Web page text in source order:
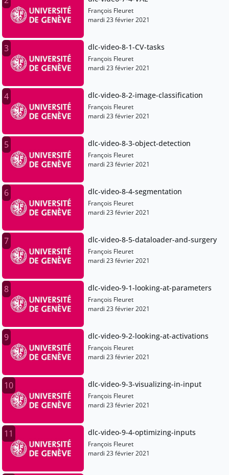
François Fleuret
mardi 23 février 2021
3 dlc-video-8-1-CV-tasks
François Fleuret
mardi 23 février 2021
4 dlc-video-8-2-image-classification
François Fleuret
mardi 23 février 2021
5 dlc-video-8-3-object-detection
François Fleuret
mardi 23 février 2021
6 dlc-video-8-4-segmentation
François Fleuret
mardi 23 février 2021
7 dlc-video-8-5-dataloader-and-surgery
François Fleuret
mardi 23 février 2021
8 dlc-video-9-1-looking-at-parameters
François Fleuret
mardi 23 février 2021
9 dlc-video-9-2-looking-at-activations
François Fleuret
mardi 23 février 2021
10 dlc-video-9-3-visualizing-in-input
François Fleuret
mardi 23 février 2021
11 dlc-video-9-4-optimizing-inputs
François Fleuret
mardi 23 février 2021